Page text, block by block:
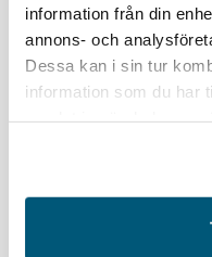
information från din
annons- och
Dessa kan i sin tur
information som du har